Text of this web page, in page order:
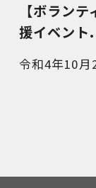
【ボラン
援イベント
令和4年10月
ナ